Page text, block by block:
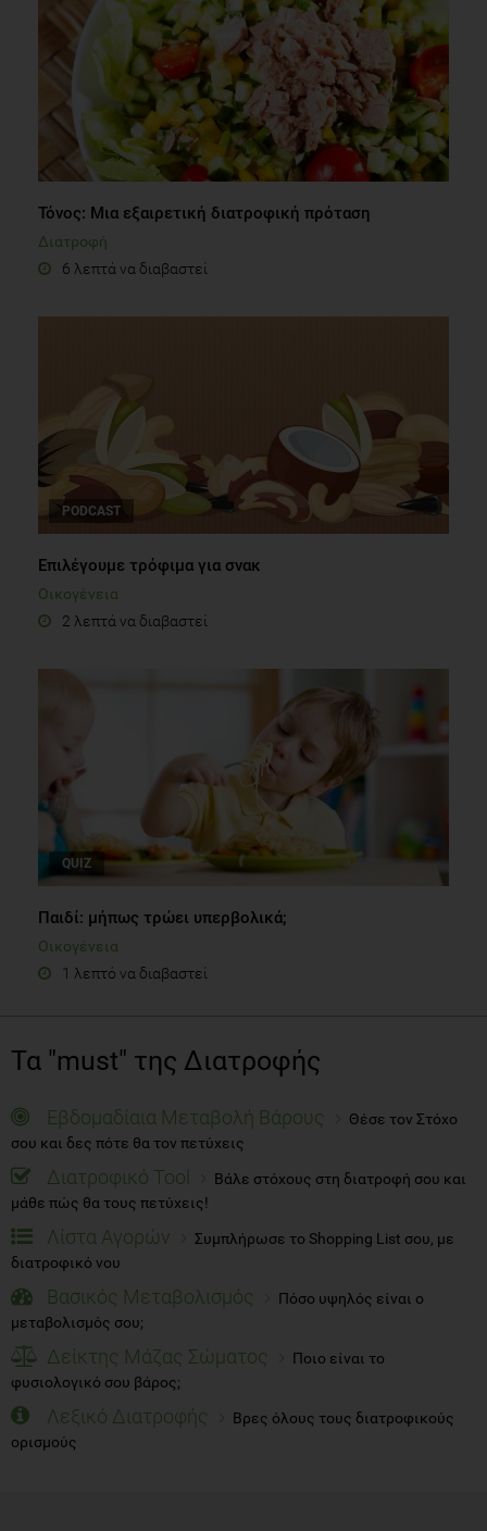
Τόνος: Μια εξαιρετική διατροφική πρόταση
Διατροφή
6 λεπτά να διαβαστεί
PODCAST
Επιλέγουμε τρόφιμα για σνακ
Οικογένεια
2 λεπτά να διαβαστεί
QUIZ
Παιδί: μήπως τρώει υπερβολικά;
Οικογένεια
1 λεπτό να διαβαστεί
Τα "must" της Διατροφής
Εβδομαδίαια Μεταβολή Βάρους
Θέσε τον Στόχο
σου και δες πότε θα τον πετύχεις
Διατροφικό Tool
Βάλε στόχους στη διατροφή σου και
μάθε πώς θα τους πετύχεις!
Λίστα Αγορών
Συμπλήρωσε το Shopping List σου, με
διατροφικό νου
Βασικός Μεταβολισμός
Πόσο υψηλός είναι ο
μεταβολισμός σου;
Δείκτης Μάζας Σώματος
Ποιο είναι το
φυσιολογικό σου βάρος;
Λεξικό Διατροφής
Βρες όλους τους διατροφικούς
ορισμούς